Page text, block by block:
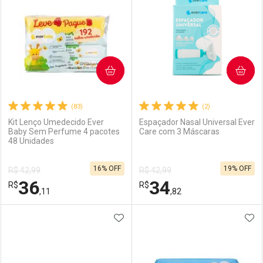
(83)
Kit Lenço Umedecido Ever
Baby Sem Perfume 4 pacotes
48 Unidades
R$ 42,99
R$36,11
16% OFF
COMPRAR
(2)
Espaçador Nasal Universal Ever
Care com 3 Máscaras
R$ 42,99
R$34,82
19% OFF
COMPRAR
ADICIONAR AOS FAVORITOS